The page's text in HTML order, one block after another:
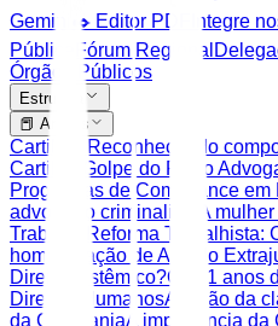
Gemini
✒️ Editor PDF Integre
Pública
Fórum Regional
Órgãos Públicos
Estrutura
📕 Artigos
Cartilha: Reconhecendo
Cartilha Golpe do Falso
Programas de Compliance
advogado criminalista
A
Trabalho
Reforma Trabalhista:
homologação de Acordo
Direito Sistêmico?Os 71 anos
Direitos HumanosA união da
da CidadaniaA importância da